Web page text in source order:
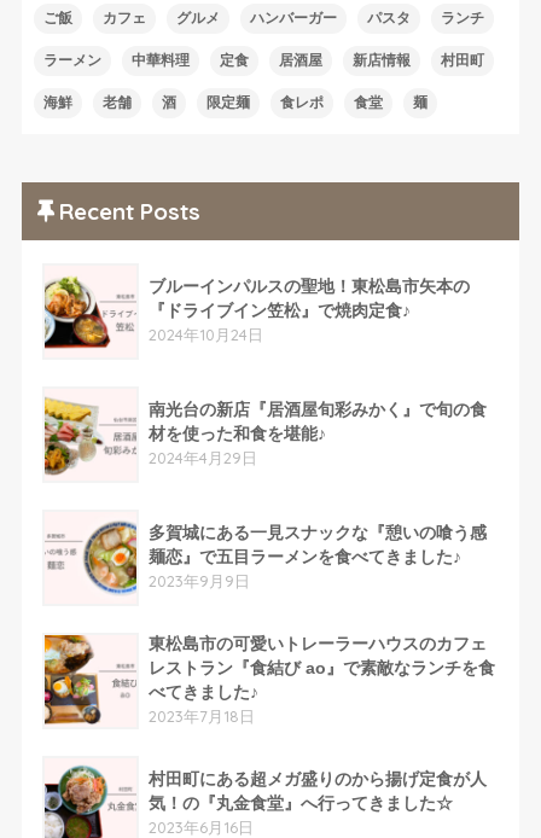
ご飯 カフェ グルメ ハンバーガー パスタ ランチ
ラーメン 中華料理 定食 居酒屋 新店情報 村田町
海鮮 老舗 酒 限定麺 食レポ 食堂 麺
Recent Posts
ブルーインパルスの聖地！東松島市矢本の
『ドライブイン笠松』で焼肉定食♪
2024年10月24日
南光台の新店『居酒屋旬彩みかく』で旬の食
材を使った和食を堪能♪
2024年4月29日
多賀城にある一見スナックな『憩いの喰う感
麺恋』で五目ラーメンを食べてきました♪
2023年9月9日
東松島市の可愛いトレーラーハウスのカフェ
レストラン『食結び ao』で素敵なランチを食
べてきました♪
2023年7月18日
村田町にある超メガ盛りのから揚げ定食が人
気！の『丸金食堂』へ行ってきました☆
2023年6月16日